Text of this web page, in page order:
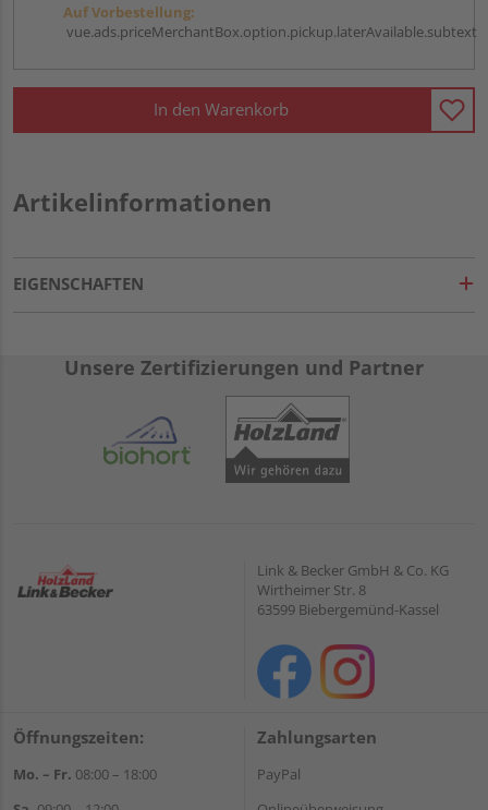
Auf Vorbestellung:
vue.ads.priceMerchantBox.option.pickup.laterAvailable.subtext
In den Warenkorb
Artikelinformationen
EIGENSCHAFTEN
Unsere Zertifizierungen und Partner
Link & Becker GmbH & Co. KG
Wirtheimer Str. 8
63599 Biebergemünd-Kassel
Öffnungszeiten:
Mo. – Fr. 08:00 – 18:00
Zahlungsarten
PayPal